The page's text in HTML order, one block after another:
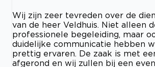
Wij zijn zeer tevreden over de
van de heer Veldhuis. Niet alleen
professionele begeleiding, maar
duidelijke communicatie hebben
prettig ervaren. De zaak is met
afgerond en wij zullen bij een